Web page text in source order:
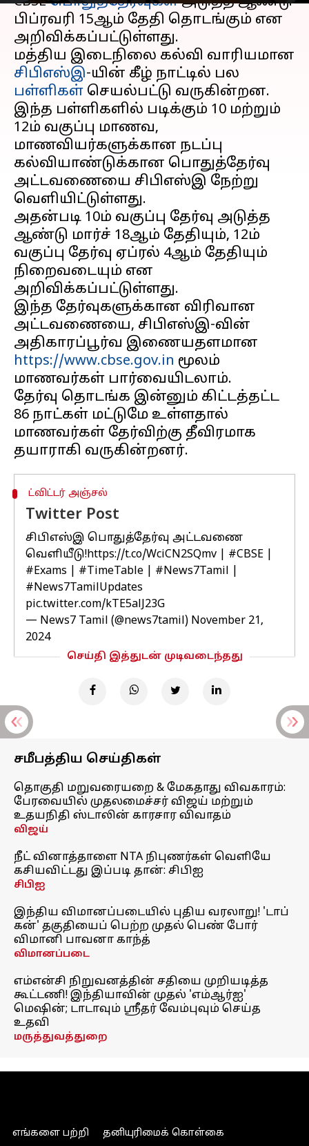
பிப்ரவரி 15ஆம் தேதி தொடங்கும் என
அறிவிக்கப்பட்டுள்ளது.
மத்திய இடைநிலை கல்வி வாரியமான
சிபிஎஸ்இ-யின் கீழ் நாட்டில் பல
பள்ளிகள் செயல்பட்டு வருகின்றன.
இந்த பள்ளிகளில் படிக்கும் 10 மற்றும்
12ம் வகுப்பு மாணவ,
மாணவியர்களுக்கான நடப்பு
கல்வியாண்டுக்கான பொதுத்தேர்வு
அட்டவணையை சிபிஎஸ்இ நேற்று
வெளியிட்டுள்ளது.
அதன்படி 10ம் வகுப்பு தேர்வு அடுத்த
ஆண்டு மார்ச் 18ஆம் தேதியும், 12ம்
வகுப்பு தேர்வு ஏப்ரல் 4ஆம் தேதியும்
நிறைவடையும் என
அறிவிக்கப்பட்டுள்ளது.
இந்த தேர்வுகளுக்கான விரிவான
அட்டவணையை, சிபிஎஸ்இ-வின்
அதிகாரப்பூர்வ இணையதளமான
https://www.cbse.gov.in மூலம்
மாணவர்கள் பார்வையிடலாம்.
தேர்வு தொடங்க இன்னும் கிட்டத்தட்ட
86 நாட்கள் மட்டுமே உள்ளதால்
மாணவர்கள் தேர்விற்கு தீவிரமாக
ட்விட்டர் அஞ்சல்
Twitter Post
சிபிஎஸ்இ பொதுத்தேர்வு அட்டவணை
வெளியீடு!https://t.co/WciCN2SQmv #CBSE
#Exams
#TimeTable #News7Tamil
#News7TamilUpdates
pic.twitter.com/kTE5alJ23G
— News7 Tamil (@news7tamil) November 21,
2024
செய்தி இத்துடன் முடிவடைந்தது
சமீபத்திய செய்திகள்
தொகுதி மறுவரையறை & மேகதாது விவகாரம்:
பேரவையில் முதலமைச்சர் விஜய் மற்றும்
உதயநிதி ஸ்டாலின் காரசார விவாதம்
விஜய்
நீட் வினாத்தாளை NTA நிபுணர்கள் வெளியே
கசியவிட்டது இப்படி தான்: சிபிஐ
சிபிஐ
இந்திய விமானப்படையில் புதிய வரலாறு! 'டாப்
கன்' தகுதியைப் பெற்ற முதல் பெண் போர்
விமானி பாவனா காந்த்
விமானப்படை
எம்என்சி நிறுவனத்தின் சதியை முறியடித்த
கூட்டணி! இந்தியாவின் முதல் 'எம்ஆர்ஐ'
மெஷின்; டாடாவும் ஸ்ரீதர் வேம்புவும் செய்த
உதவி
மருத்துவத்துறை
எங்களை பற்றி தனியுரிமைக் கொள்கை